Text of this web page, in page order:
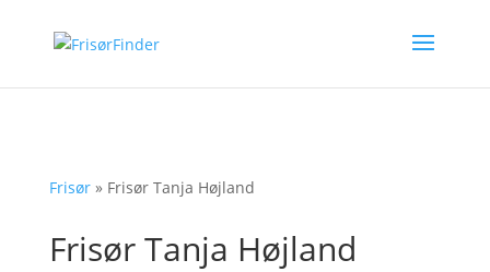
Frisør» Frisør Tanja Højland
Frisør Tanja Højland